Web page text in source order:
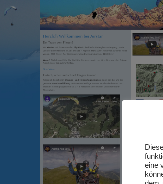
eine